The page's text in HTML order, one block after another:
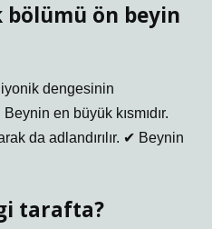
bölümü ön beyin
dengesinin
en büyük kısmıdır.
da adlandırılır. ✔ Beynin
tarafta?